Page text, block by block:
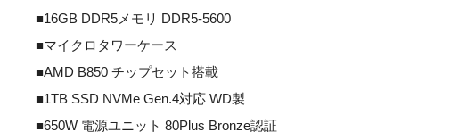
■16GB DDR5メモリ DDR5-5600
■マイクロタワーケース
■AMD B850 チップセット搭載
■1TB SSD NVMe Gen.4対応 WD製
■650W 電源ユニット 80Plus Bronze認証